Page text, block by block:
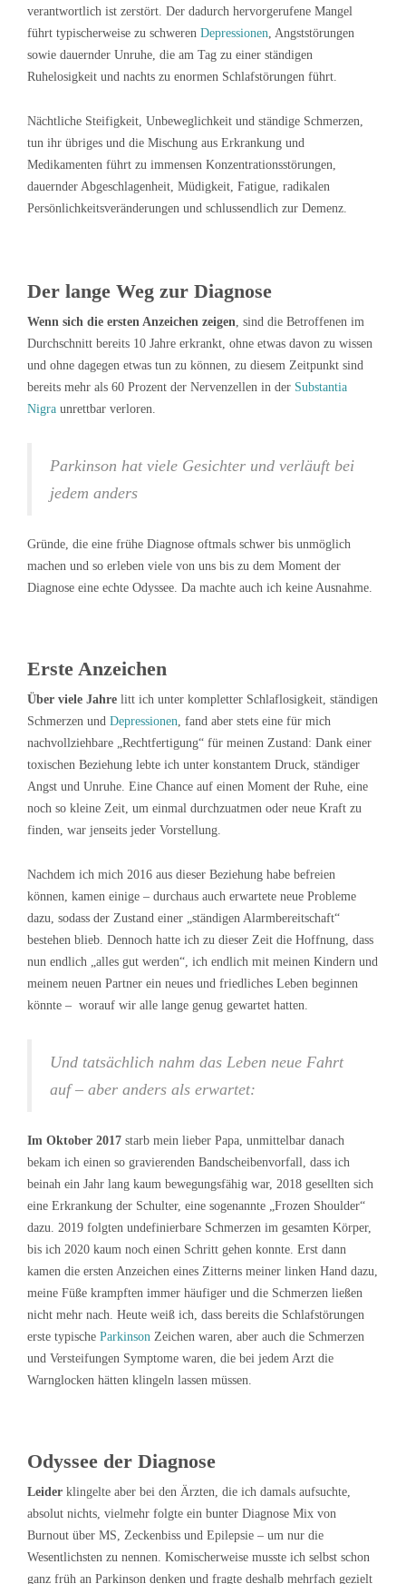
verantwortlich ist zerstört. Der dadurch hervorgerufene Mangel
führt typischerweise zu schweren Depressionen, Angststörungen
sowie dauernder Unruhe, die am Tag zu einer ständigen
Ruhelosigkeit und nachts zu enormen Schlafstörungen führt.
Nächtliche Steifigkeit, Unbeweglichkeit und ständige Schmerzen,
tun ihr übriges und die Mischung aus Erkrankung und
Medikamenten führt zu immensen Konzentrationsstörungen,
dauernder Abgeschlagenheit, Müdigkeit, Fatigue, radikalen
Persönlichkeitsveränderungen und schlussendlich zur Demenz.
Der lange Weg zur Diagnose
Wenn sich die ersten Anzeichen zeigen, sind die Betroffenen im
Durchschnitt bereits 10 Jahre erkrankt, ohne etwas davon zu wissen
und ohne dagegen etwas tun zu können, zu diesem Zeitpunkt sind
bereits mehr als 60 Prozent der Nervenzellen in der Substantia
Nigra unrettbar verloren.
Parkinson hat viele Gesichter und verläuft bei
jedem anders
Gründe, die eine frühe Diagnose oftmals schwer bis unmöglich
machen und so erleben viele von uns bis zu dem Moment der
Diagnose eine echte Odyssee. Da machte auch ich keine Ausnahme.
Erste Anzeichen
Über viele Jahre litt ich unter kompletter Schlaflosigkeit, ständigen
Schmerzen und Depressionen, fand aber stets eine für mich
nachvollziehbare „Rechtfertigung“ für meinen Zustand: Dank einer
toxischen Beziehung lebte ich unter konstantem Druck, ständiger
Angst und Unruhe. Eine Chance auf einen Moment der Ruhe, eine
noch so kleine Zeit, um einmal durchzuatmen oder neue Kraft zu
finden, war jenseits jeder Vorstellung.
Nachdem ich mich 2016 aus dieser Beziehung habe befreien
können, kamen einige – durchaus auch erwartete neue Probleme
dazu, sodass der Zustand einer „ständigen Alarmbereitschaft“
bestehen blieb. Dennoch hatte ich zu dieser Zeit die Hoffnung, dass
nun endlich „alles gut werden“, ich endlich mit meinen Kindern und
meinem neuen Partner ein neues und friedliches Leben beginnen
könnte – worauf wir alle lange genug gewartet hatten.
Und tatsächlich nahm das Leben neue Fahrt
auf – aber anders als erwartet:
Im Oktober 2017 starb mein lieber Papa, unmittelbar danach
bekam ich einen so gravierenden Bandscheibenvorfall, dass ich
beinah ein Jahr lang kaum bewegungsfähig war, 2018 gesellten sich
eine Erkrankung der Schulter, eine sogenannte „Frozen Shoulder“
dazu. 2019 folgten undefinierbare Schmerzen im gesamten Körper,
bis ich 2020 kaum noch einen Schritt gehen konnte. Erst dann
kamen die ersten Anzeichen eines Zitterns meiner linken Hand dazu,
meine Füße krampften immer häufiger und die Schmerzen ließen
nicht mehr nach. Heute weiß ich, dass bereits die Schlafstörungen
erste typische Parkinson Zeichen waren, aber auch die Schmerzen
und Versteifungen Symptome waren, die bei jedem Arzt die
Warnglocken hätten klingeln lassen müssen.
Odyssee der Diagnose
Leider klingelte aber bei den Ärzten, die ich damals aufsuchte,
absolut nichts, vielmehr folgte ein bunter Diagnose Mix von
Burnout über MS, Zeckenbiss und Epilepsie – um nur die
Wesentlichsten zu nennen. Komischerweise musste ich selbst schon
ganz früh an Parkinson denken und fragte deshalb mehrfach gezielt